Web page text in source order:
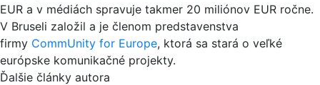
EUR a v médiách spravuje takmer 20 miliónov EUR ročne.
V Bruseli založil a je členom predstavenstva
firmy CommUnity for Europe, ktorá sa stará o veľké
európske komunikačné projekty.
Ďalšie články autora